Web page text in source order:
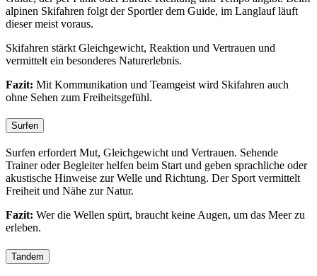
alpinen Skifahren folgt der Sportler dem Guide, im Langlauf läuft
dieser meist voraus.
Skifahren stärkt Gleichgewicht, Reaktion und Vertrauen und
vermittelt ein besonderes Naturerlebnis.
Fazit: Mit Kommunikation und Teamgeist wird Skifahren auch
ohne Sehen zum Freiheitsgefühl.
Surfen
Surfen erfordert Mut, Gleichgewicht und Vertrauen. Sehende
Trainer oder Begleiter helfen beim Start und geben sprachliche oder
akustische Hinweise zur Welle und Richtung. Der Sport vermittelt
Freiheit und Nähe zur Natur.
Fazit: Wer die Wellen spürt, braucht keine Augen, um das Meer zu
erleben.
Tandem